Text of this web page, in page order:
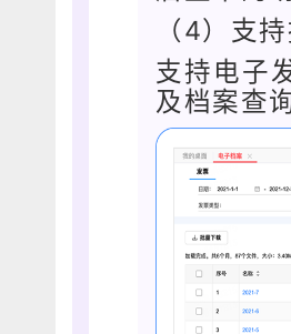
（4）支
支持电子
及档案查询